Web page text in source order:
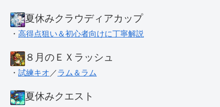
夏休みクラウディアカップ
・ 高得点狙い＆初心者向けに丁寧解説
８月のＥＸラッシュ
・ 試練キオ ／ラム＆ラム
夏休みクエスト